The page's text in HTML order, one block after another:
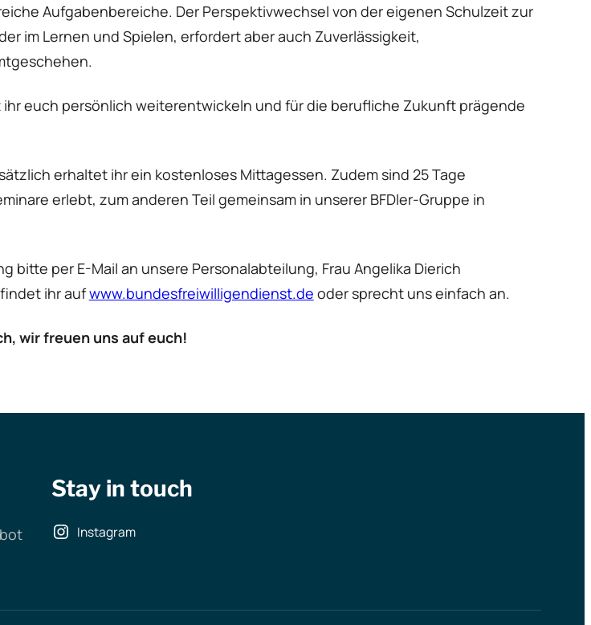
Aufgabenbereiche. Der Perspektivwechsel von der eigenen Schulzeit zur
im Lernen und Spielen, erfordert aber auch Zuverlässigkeit,
euch persönlich weiterentwickeln und für die berufliche Zukunft prägende
erhaltet ihr ein kostenloses Mittagessen. Zudem sind 25 Tage
erlebt, zum anderen Teil gemeinsam in unserer BFDler-Gruppe in
per E-Mail an unsere Personalabteilung, Frau Angelika Dierich
ihr aufwww.bundesfreiwilligendienst.de oder sprecht uns einfach an.
wir freuen uns auf euch!
Stay in touch
Instagram